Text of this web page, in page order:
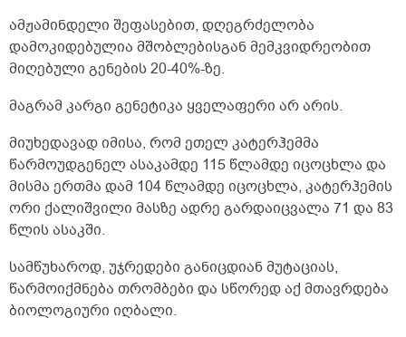
ამჟამინდელი შეფასებით, დღეგრძელობა
დამოკიდებულია მშობლებისგან მემკვიდრეობით
მიღებული გენების 20-40%-ზე.
მაგრამ კარგი გენეტიკა ყველაფერი არ არის.
მიუხედავად იმისა, რომ ეთელ კატერჰემმა
წარმოუდგენელ ასაკამდე 115 წლამდე იცოცხლა და
მისმა ერთმა დამ 104 წლამდე იცოცხლა, კატერჰემის
ორი ქალიშვილი მასზე ადრე გარდაიცვალა 71 და 83
წლის ასაკში.
სამწუხაროდ, უჯრედები განიცდიან მუტაციას,
წარმოიქმნება თრომბები და სწორედ აქ მთავრდება
ბიოლოგიური იღბალი.